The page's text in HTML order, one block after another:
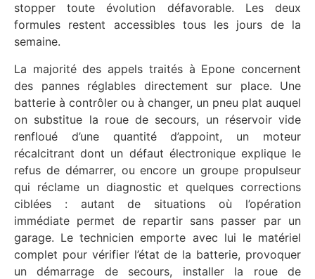
stopper toute évolution défavorable. Les deux
formules restent accessibles tous les jours de la
semaine.
La majorité des appels traités à Epone concernent
des pannes réglables directement sur place. Une
batterie à contrôler ou à changer, un pneu plat auquel
on substitue la roue de secours, un réservoir vide
renfloué d’une quantité d’appoint, un moteur
récalcitrant dont un défaut électronique explique le
refus de démarrer, ou encore un groupe propulseur
qui réclame un diagnostic et quelques corrections
ciblées : autant de situations où l’opération
immédiate permet de repartir sans passer par un
garage. Le technicien emporte avec lui le matériel
complet pour vérifier l’état de la batterie, provoquer
un démarrage de secours, installer la roue de